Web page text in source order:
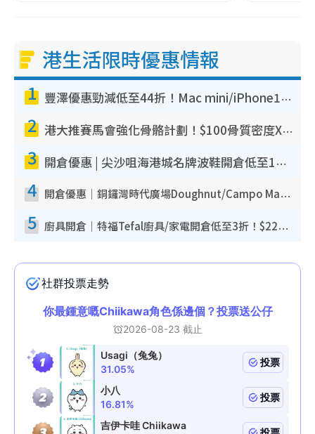
港生活限時優惠情報
1 豐澤優惠勁減低至44折！Mac mini/iPhone17Pro大減價！廚房家電$220起
2 港大推賽馬會強化骨骼計劃！$100骨質密度X光檢查 完成免費運動訓練送超市禮券！附參加資格
3 開倉優惠 | 尖沙咀海港城名牌波鞋開倉低至1折！On鞋$899起／Joy&Peace鞋履$98起
4 開倉優惠｜銅鑼灣時代廣場Doughnut/Campo Marzio開倉低至1折！背囊、書包、手袋劈價$200起
5 廚具開倉｜特福Tefal廚具/家電開倉低至3折！$220起買平底鍋/炒鑊/湯煲！電飯煲/吸塵機/燙斗$418起